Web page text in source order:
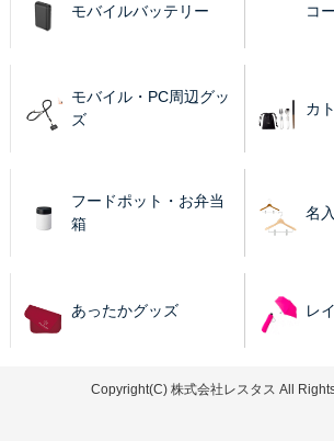
モバイルバッテリー コ
モバイル・PC周辺グッ
ズ
カ
フードポット・お弁当
箱
名
あったかグッズ レ
Copyright(C) 株式会社レスタス All